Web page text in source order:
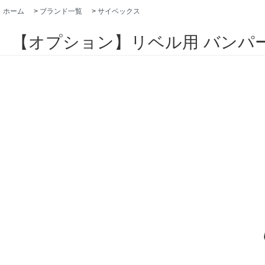
ホーム > ブランド一覧 > サイベックス
【オプション】リベル用 バンパ